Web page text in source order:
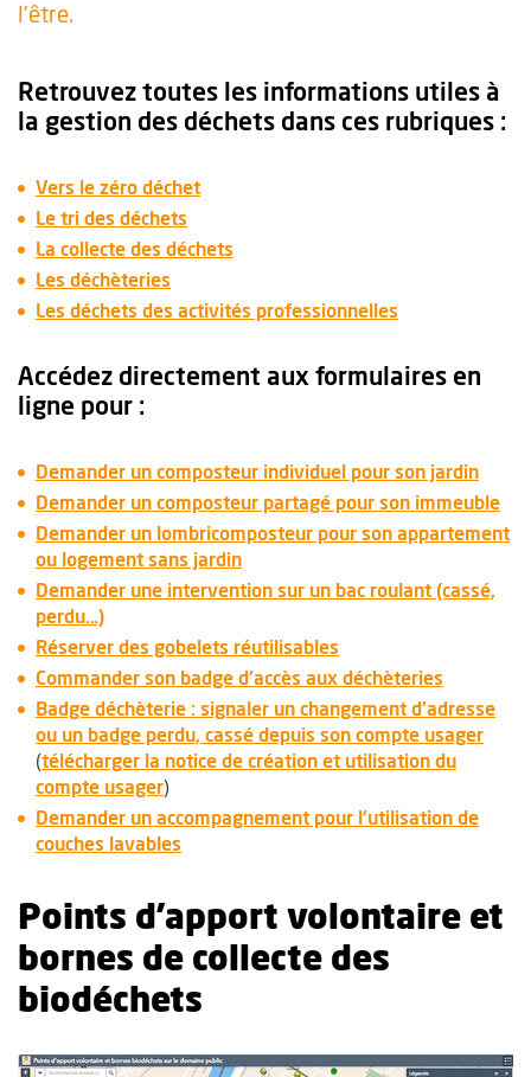
l’être.
Retrouvez toutes les informations utiles à
la gestion des déchets dans ces rubriques :
Vers le zéro déchet
Le tri des déchets
La collecte des déchets
Les déchèteries
Les déchets des activités professionnelles
Accédez directement aux formulaires en
ligne pour :
Demander un composteur individuel pour son jardin
Demander un composteur partagé pour son immeuble
Demander un lombricomposteur pour son appartement
ou logement sans jardin
Demander une intervention sur un bac roulant (cassé,
perdu…), Ouvre une nouvelle fenêtre
Réserver des gobelets réutilisables
Commander son badge d'accès aux déchèteries
Badge déchèterie : signaler un changement d'adresse
ou un badge perdu, cassé depuis son compte usager,
(télécharger la notice de création et utilisation du
compte usager, Ouvre une nouvelle fenêtre
)
Demander un accompagnement pour l'utilisation de
couches lavables
Points d'apport volontaire et
bornes de collecte des
biodéchets